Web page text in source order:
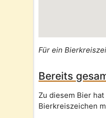
Für ein
Bereits
Zu diesem Bier
Bierkreiszeichen